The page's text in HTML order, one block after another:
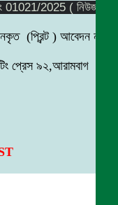
নং 01021/2025 ( নিউজ
(প্রিন্ট ) আবেদন নং
প্রেস ৯২,আরামবাগ